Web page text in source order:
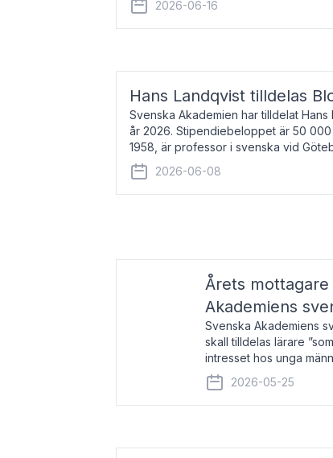
2026-06-16
Hans Landqvist tilldelas
Svenska Akademien har tilldelat
år 2026. Stipendiebeloppet är 50
1958, är professor i svenska vid
år 2000 på avhandlingen Författn
2026-06-08
Årets mottagare
Akademiens
Svenska Akademiens
skall tilldelas lärare
intresset hos unga
litteraturen”.
äger rum under
2026-05-25